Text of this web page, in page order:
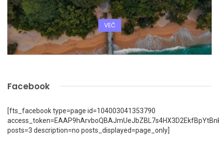
VEČ
Facebook
[fts_facebook type=page id=104003041353790
posts=3 description=no posts_displayed=page_only]